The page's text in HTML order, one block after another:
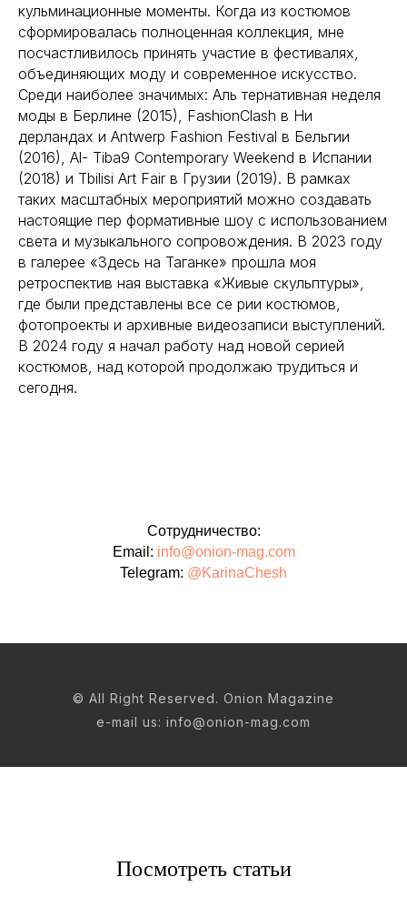
кульминационные моменты. Когда из костюмов
сформировалась полноценная коллекция, мне
посчастливилось принять участие в фестивалях,
объединяющих моду и современное искусство.
Среди наиболее значимых: Аль тернативная неделя
моды в Берлине (2015), FashionClash в Ни
дерландах и Antwerp Fashion Festival в Бельгии
(2016), Al- Tiba9 Contemporary Weekend в Испании
(2018) и Tbilisi Art Fair в Грузии (2019). В рамках
таких масштабных мероприятий можно создавать
настоящие пер формативные шоу с использованием
света и музыкального сопровождения. В 2023 году
в галерее «Здесь на Таганке» прошла моя
ретроспектив ная выставка «Живые скульптуры»,
где были представлены все се рии костюмов,
фотопроекты и архивные видеозаписи выступлений.
В 2024 году я начал работу над новой серией
костюмов, над которой продолжаю трудиться и
сегодня.
Сотрудничество:
Email: info@onion-mag.com
Telegram: @KarinaChesh
© All Right Reserved. Onion Magazine
e-mail us: info@onion-mag.com
Посмотреть статьи